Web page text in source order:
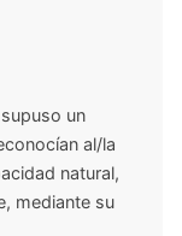
un
al/la
natural,
mediante su